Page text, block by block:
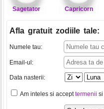
Sagetator Capricorn
Afla gratuit zodiile tale:
Numele tau:
Email-ul:
Data nasterii:
Am inteles si accepttermenii si